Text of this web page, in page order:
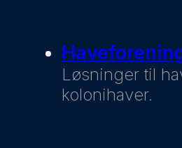
Løsninger til
kolonihaver.